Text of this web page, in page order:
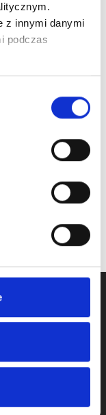
z innymi danymi
podczas
Art.:
zestaw
wys. 2375mm
/ para